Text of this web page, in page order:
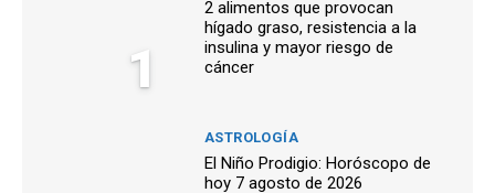
1
2 alimentos que provocan
hígado graso, resistencia a la
insulina y mayor riesgo de
cáncer
ASTROLOGÍA
El Niño Prodigio: Horóscopo de
hoy 7 agosto de 2026